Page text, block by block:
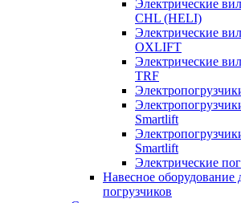
Электрические
CHL (HELI)
Электрические
OXLIFT
Электрические
TRF
Smartlift
Smartlift
Электрические
Навесное оборудование
погрузчиков